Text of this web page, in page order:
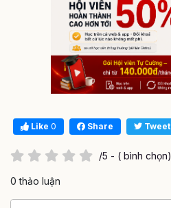
Like 0 Share Tweet
/5 - ( bình chọn)
0 thảo luận